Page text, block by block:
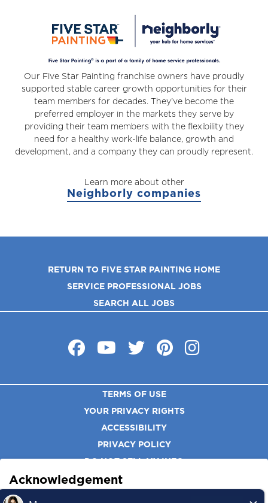
Our Five Star Painting franchise owners have proudly
supported stable career growth opportunities for their
team members for decades. They've become the
preferred employer in the markets they serve by
providing their team members with the flexibility they
need for a healthy work-life balance, growth and
development, and a company they can proudly represent.
Learn more about other
Neighborly companies
RETURN TO FIVE STAR PAINTING HOME
SERVICE PROFESSIONAL JOBS
SEARCH ALL JOBS
TERMS OF USE
YOUR PRIVACY RIGHTS
ACCESSIBILITY
PRIVACY POLICY
DO NOT SELL MY INFO
*All independently owned and operated franchised
Acknowledgement
I acknowledge that each independent Five Star Painting LLC